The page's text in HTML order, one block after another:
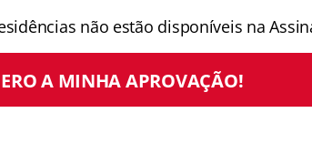
não estão disponíveis na
A MINHA APROVAÇÃO!